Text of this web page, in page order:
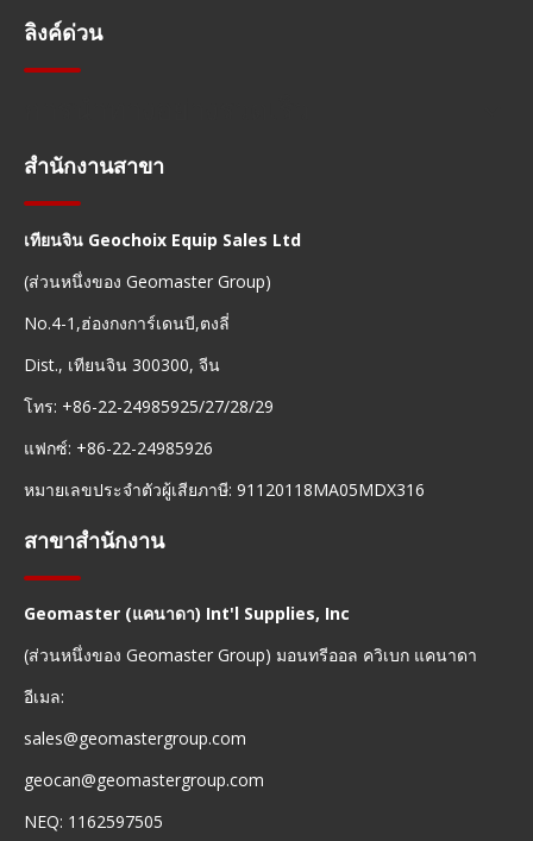
ลิงค์ด่วน
สำนักงานสาขา
เทียนจิน Geochoix Equip Sales Ltd
(ส่วนหนึ่งของ Geomaster Group)
No.4-1,ฮ่องกงการ์เดนบี,ตงลี่
Dist., เทียนจิน 300300, จีน
โทร: +86-22-24985925/27/28/29
แฟกซ์: +86-22-24985926
หมายเลขประจำตัวผู้เสียภาษี: 91120118MA05MDX316
สาขาสำนักงาน
Geomaster (แคนาดา) Int'l Supplies, Inc
(ส่วนหนึ่งของ Geomaster Group) มอนทรีออล ควิเบก แคนาดา
อีเมล:
sales@geomastergroup.com
geocan@geomastergroup.com
NEQ: 1162597505